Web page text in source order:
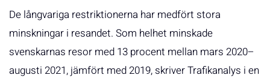
De långvariga restriktionerna har medfört stora
minskningar i resandet. Som helhet minskade
svenskarnas resor med 13 procent mellan mars 2020–
augusti 2021, jämfört med 2019, skriver Trafikanalys i en